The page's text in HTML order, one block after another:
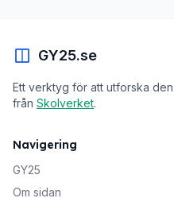
GY25.se
Ett verktyg för att utforska
från Skolverket.
Navigering
GY25
Om sidan